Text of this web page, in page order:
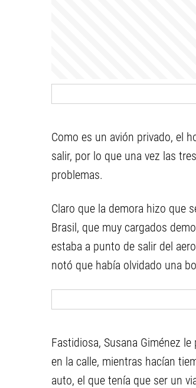
Como es un avión privado, el
salir, por lo que una vez las
problemas.
Claro que la demora hizo que
Brasil, que muy cargados
estaba a punto de salir del
notó que había olvidado una
Fastidiosa, Susana Giménez
en la calle, mientras hacían
auto, el que tenía que ser un